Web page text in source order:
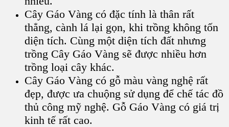
Cây Gáo Vàng có đặc tính là thân rất
thẳng, cành lá lại gọn, khi trồng không tốn
diện tích. Cùng một diện tích đất nhưng
trồng Cây Gáo Vàng sẽ được nhiều hơn
trồng loại cây khác.
Cây Gáo Vàng có gỗ màu vàng nghệ rất
đẹp, được ưa chuộng sử dụng để chế tác đồ
thủ công mỹ nghệ. Gỗ Gáo Vàng có giá trị
kinh tế rất cao.